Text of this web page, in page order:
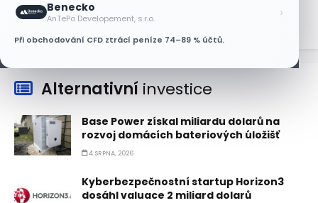
Benecko
AnTePo Developement, s.r.o. ›
Při obchodování CFD ztrácí peníze 74–89 % účtů.
Alternativní investice
Base Power získal miliardu dolarů na
rozvoj domácích bateriových úložišť
4 SRPNA, 2026
Kyberbezpečnostní startup Horizon3
dosáhl valuace 2 miliard dolarů